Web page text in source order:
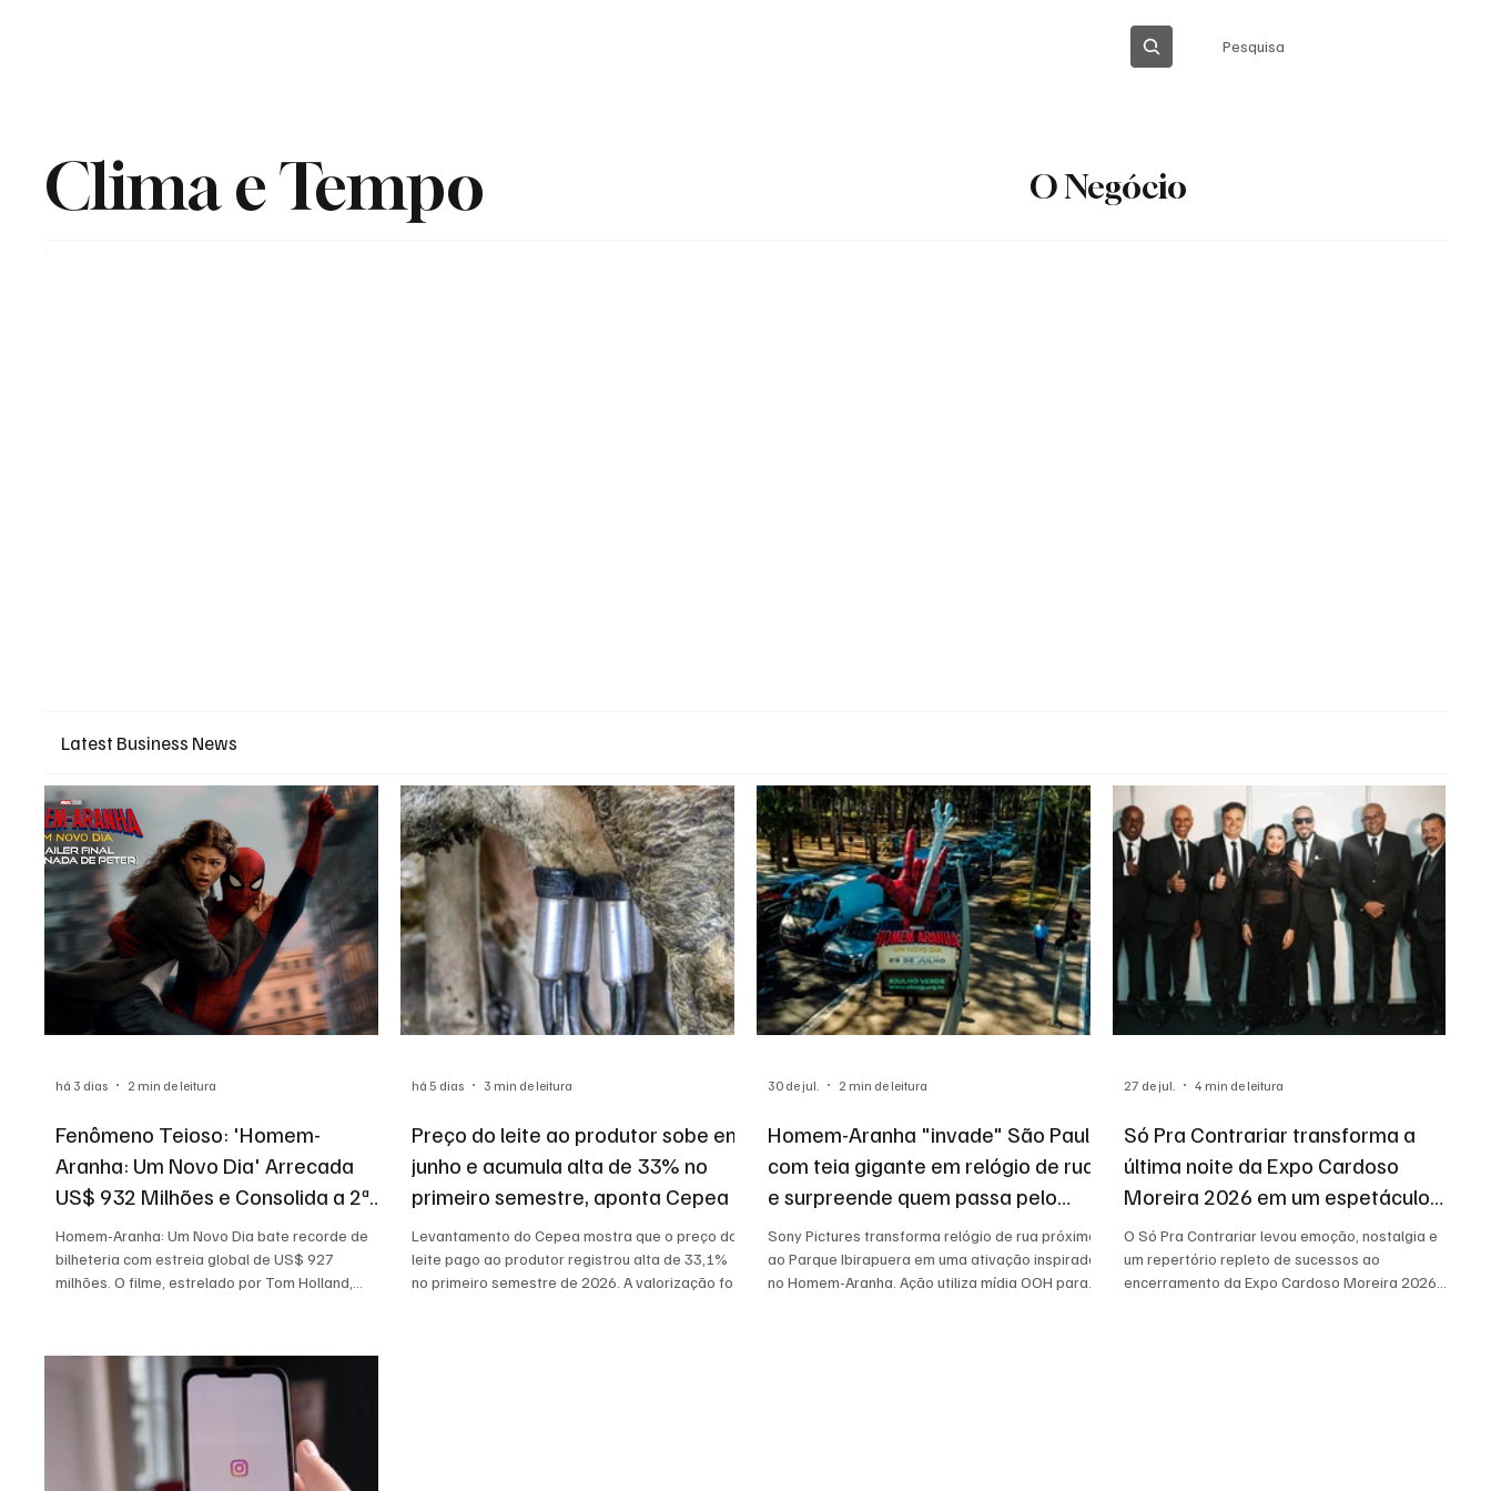
Pesquisa
Clima e Tempo O Negócio
Latest Business News
Fenômeno Teioso: 'Homem-
Aranha: Um Novo Dia' Arrecada
US$ 932 Milhões e Consolida a 2ª
Maior Estreia da História do
Cinema
Homem-Aranha: Um Novo Dia bate recorde de
bilheteria com estreia global de US$ 927
milhões. O filme, estrelado por Tom Holland,
internacional, tornando-se a segunda maior
estreia mundial da história do cinema.
há 3 dias 2 min de leitura
Preço do leite ao produtor sobe em
junho e acumula alta de 33% no
primeiro semestre, aponta Cepea
Levantamento do Cepea mostra que o preço do
leite pago ao produtor registrou alta de 33,1%
no primeiro semestre de 2026. A valorização foi
há 5 dias 3 min de leitura
Homem-Aranha "invade" São Paulo
com teia gigante em relógio de rua
e surpreende quem passa pelo
Ibirapuera
Sony Pictures transforma relógio de rua próximo
ao Parque Ibirapuera em uma ativação inspirada
no Homem-Aranha. Ação utiliza mídia OOH para
30 de jul. 2 min de leitura
Só Pra Contrariar transforma a
última noite da Expo Cardoso
Moreira 2026 em um espetáculo
de emoção, nostalgia e celebração
O Só Pra Contrariar levou emoção, nostalgia e
um repertório repleto de sucessos ao
encerramento da Expo Cardoso Moreira 2026.
27 de jul. 4 min de leitura